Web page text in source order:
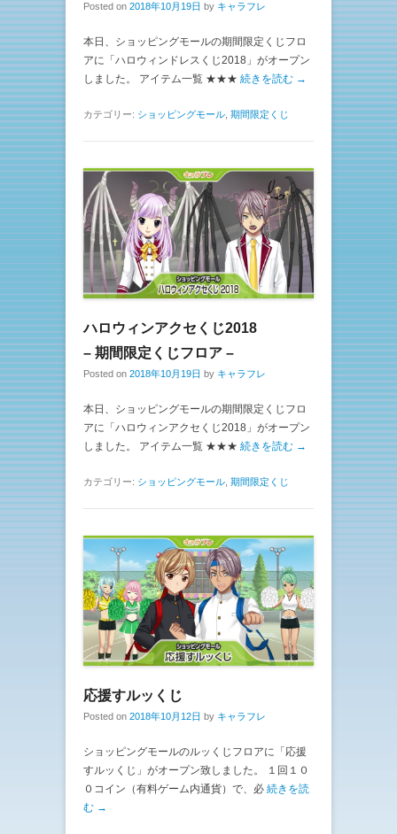
Posted on 2018年10月19日 by キャラフレ
本日、ショッピングモールの期間限定くじフロ
アに「ハロウィンドレスくじ2018」がオープン
しました。 アイテム一覧 ★★★ 続きを読む →
カテゴリー: ショッピングモール 期間限定くじ
ハロウィンアクセくじ2018
– 期間限定くじフロア –
Posted on 2018年10月19日 by キャラフレ
本日、ショッピングモールの期間限定くじフロ
アに「ハロウィンアクセくじ2018」がオープン
しました。 アイテム一覧 ★★★ 続きを読む →
カテゴリー: ショッピングモール 期間限定くじ
応援すルッくじ
Posted on 2018年10月12日 by キャラフレ
ショッピングモールのルッくじフロアに「応援
すルッくじ」がオープン致しました。 １回１０
０コイン（有料ゲーム内通貨）で、必 続きを読
む →